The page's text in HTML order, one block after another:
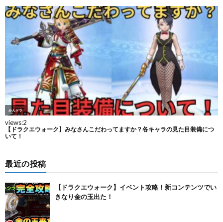
最近の投稿
【ドラクエウォーク】イベント攻略！新コンテンツでい
きなり金の玉出た！